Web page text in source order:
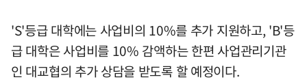
'S'등급 대학에는 사업비의 10%를 추가 지원하고, 'B'등
급 대학은 사업비를 10% 감액하는 한편 사업관리기관
인 대교협의 추가 상담을 받도록 할 예정이다.